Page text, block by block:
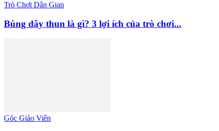
Trò Chơi Dân Gian
Búng dây thun là gì? 3 lợi ích của trò chơi...
Góc Giáo Viên